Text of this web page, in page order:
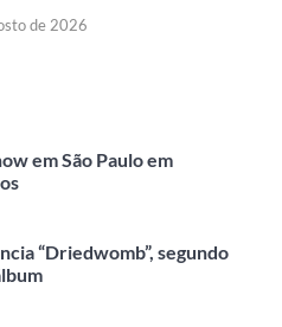
de 2026
em São Paulo em
“Driedwomb”, segundo